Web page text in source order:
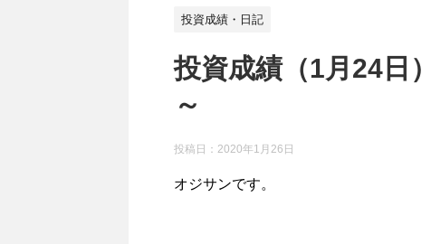
投資成績・日記
投資成績（1月24日
～
投稿日： 2020年1月26日
オジサンです。